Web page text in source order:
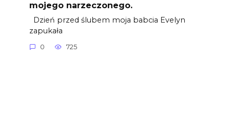
mojego narzeczonego.
Dzień przed ślubem moja babcia Evelyn
zapukała
0 725